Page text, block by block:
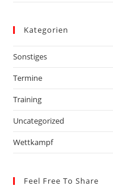
Kategorien
Sonstiges
Termine
Training
Uncategorized
Wettkampf
Feel Free To Share